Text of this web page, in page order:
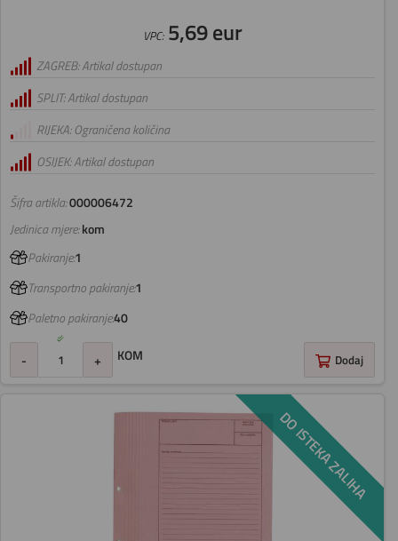
Šifra artikla:000006472
VPC:5,69 eur
ZAGREB: Artikal dostupan
SPLIT: Artikal dostupan
RIJEKA: Ograničena količina
OSIJEK: Artikal dostupan
Jedinica mjere:kom
Pakiranje:1
Transportno pakiranje:1
Paletno pakiranje:40
- + KOM Dodaj
DO ISTEKA ZALIHA